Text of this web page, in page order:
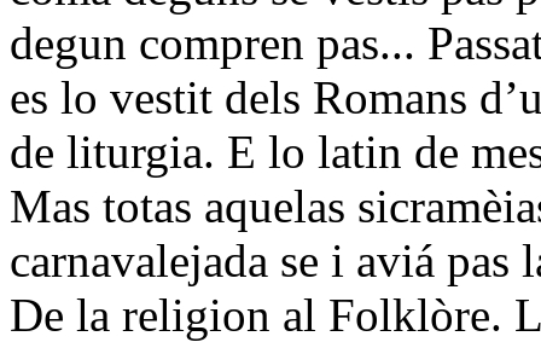
degun compren pas...
es lo vestit dels Romans
de liturgia. E lo latin de
Mas totas aquelas
carnavalejada se i aviá pas
De la religion al Folklòre.